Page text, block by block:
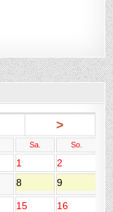
>
Sa. So.
1
2
8 9
15
16